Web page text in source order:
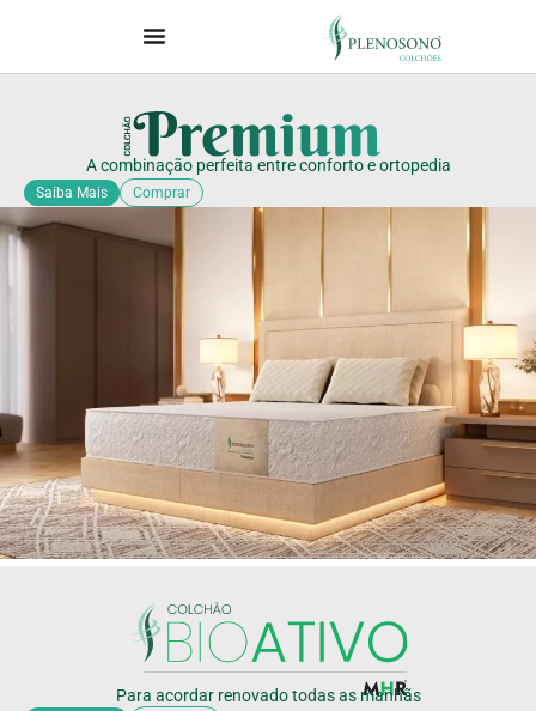
A combinação perfeita entre conforto e ortopedia
Saiba Mais Comprar
Para acordar renovado todas as manhãs